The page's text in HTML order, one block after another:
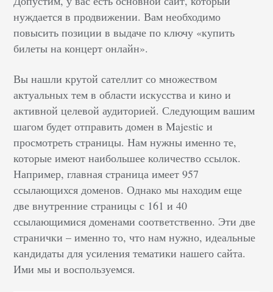
нуждается в продвижении. Вам необходимо
повысить позиции в выдаче по ключу «купить
билеты на концерт онлайн».
Вы нашли крутой сателлит со множеством
актуальных тем в области искусства и кино и
активной целевой аудиторией. Следующим вашим
шагом будет отправить домен в Majestic и
просмотреть страницы. Нам нужны именно те,
которые имеют наибольшее количество ссылок.
Например, главная страница имеет 957
ссылающихся доменов. Однако мы находим еще
две внутренние страницы с 161 и 40
ссылающимися доменами соответственно. Эти две
странички – именно то, что нам нужно, идеальные
кандидаты для усиления тематики нашего сайта.
Ими мы и воспользуемся.